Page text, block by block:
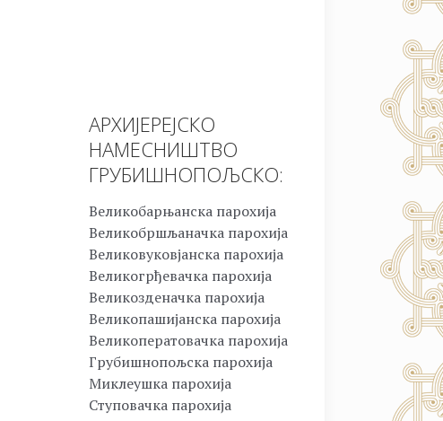
АРХИЈЕРЕЈСКО
НАМЕСНИШТВО
ГРУБИШНОПОЉСКО:
Великобарњанска парохија
Великобршљаначка парохија
Великовуковјанска парохија
Великогрђевачка парохија
Великозденачка парохија
Великопашијанска парохија
Великоператовачка парохија
Грубишнопољска парохија
Миклеушка парохија
Ступовачка парохија